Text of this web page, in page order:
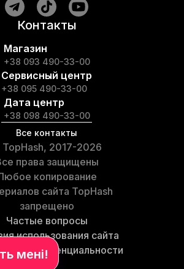
Контакты
Магазин
+38 093 490-33-00
Сервисный центр
+38 095 490-33-00
Дата центр
+38 098 490-33-00
Все контакты
2017-2026
права защищены
копирование
сайта TopHash
запрещено
Частые вопросы
использования сайта
конфиденциальности